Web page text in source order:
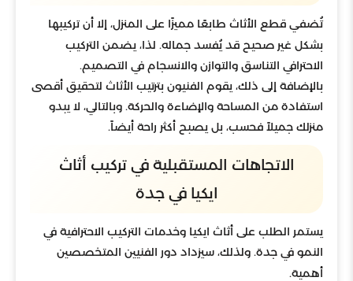
تُضفي قطع الأثاث طابعًا مميزًا على المنزل، إلا أن تركيبها
بشكل غير صحيح قد يُفسد جماله. لذا، يضمن التركيب
الاحترافي التناسق والتوازن والانسجام في التصميم.
بالإضافة إلى ذلك، يقوم الفنيون بترتيب الأثاث لتحقيق أقصى
استفادة من المساحة والإضاءة والحركة. وبالتالي، لا يبدو
منزلك جميلاً فحسب، بل يصبح أكثر راحة أيضاً.
الاتجاهات المستقبلية في تركيب أثاث
ايكيا في جدة
يستمر الطلب على أثاث ايكيا وخدمات التركيب الاحترافية في
النمو في جدة. ولذلك، سيزداد دور الفنيين المتخصصين
أهمية.